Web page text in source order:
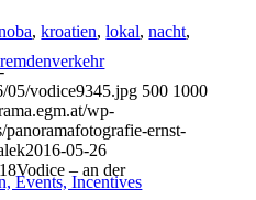
Events, Incentives
,kroatien,lokal,nacht,
05/vodice9345.jpg 500 1000
wp-
panoramafotografie-ernst-
2016-05-26
Vodice – an der